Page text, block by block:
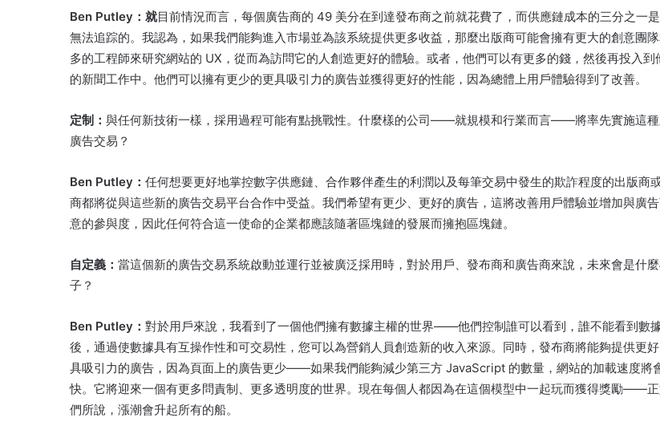
Ben Putley：就目前情況而言，每個廣告商的 49 美分在到達發布商之前就花費了，而供應鏈成本的三分之一
無法追踪的。 我認為，如果我們能夠進入市場並為該系統提供更多收益，那麼出版商可能會擁有更大的創意團
多的工程師來研究網站的 UX，從而為訪問它的人創造更好的體驗。 或者，他們可以有更多的錢，然後再投入到
的新聞工作中。 他們可以擁有更少的更具吸引力的廣告並獲得更好的性能，因為總體上用戶體驗得到了改善。
定制： 與任何新技術一樣，採用過程可能有點挑戰性。 什麼樣的公司——就規模和行業而言——將率先實施這種
廣告交易？
Ben Putley： 任何想要更好地掌控數字供應鏈、合作夥伴產生的利潤以及每筆交易中發生的欺詐程度的出版商
商都將從與這些新的廣告交易平台合作中受益。 我們希望有更少、更好的廣告，這將改善用戶體驗並增加與廣告
意的參與度，因此任何符合這一使命的企業都應該隨著區塊鏈的發展而擁抱區塊鏈。
自定義： 當這個新的廣告交易系統啟動並運行並被廣泛採用時，對於用戶、發布商和廣告商來說，未來會是什
子？
Ben Putley： 對於用戶來說，我看到了一個他們擁有數據主權的世界——他們控制誰可以看到，誰不能看到數據
後，通過使數據具有互操作性和可交易性，您可以為營銷人員創造新的收入來源。 同時，發布商將能夠提供更
具吸引力的廣告，因為頁面上的廣告更少——如果我們能夠減少第三方 JavaScript 的數量，網站的加載速度將
快。 它將迎來一個有更多問責制、更多透明度的世界。 現在每個人都因為在這個模型中一起玩而獲得獎勵——
們所說，漲潮會升起所有的船。